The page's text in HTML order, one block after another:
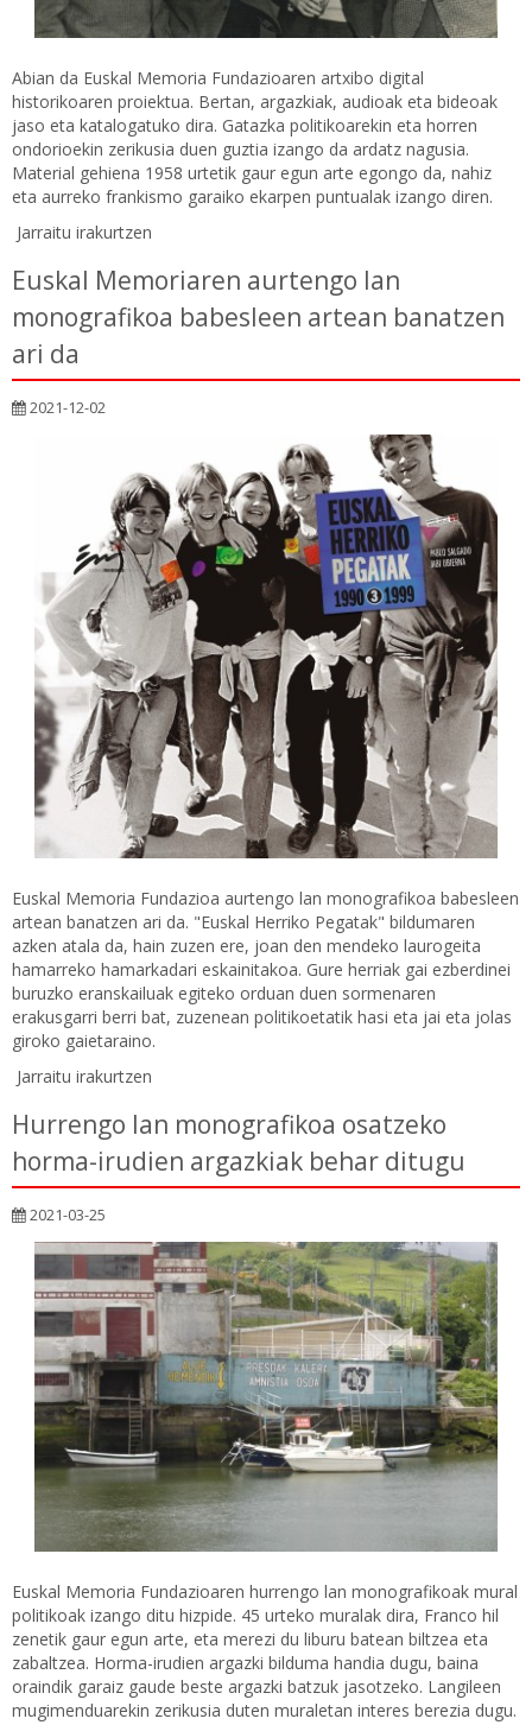
Abian da Euskal Memoria Fundazioaren artxibo digital
historikoaren proiektua. Bertan, argazkiak, audioak eta bideoak
jaso eta katalogatuko dira. Gatazka politikoarekin eta horren
ondorioekin zerikusia duen guztia izango da ardatz nagusia.
Material gehiena 1958 urtetik gaur egun arte egongo da, nahiz
eta aurreko frankismo garaiko ekarpen puntualak izango diren.
Jarraitu irakurtzen
Euskal Memoriaren aurtengo lan
monografikoa babesleen artean banatzen
ari da
2021-12-02
Euskal Memoria Fundazioa aurtengo lan monografikoa babesleen
artean banatzen ari da. "Euskal Herriko Pegatak" bildumaren
azken atala da, hain zuzen ere, joan den mendeko laurogeita
hamarreko hamarkadari eskainitakoa. Gure herriak gai ezberdinei
buruzko eranskailuak egiteko orduan duen sormenaren
erakusgarri berri bat, zuzenean politikoetatik hasi eta jai eta jolas
giroko gaietaraino.
Jarraitu irakurtzen
Hurrengo lan monografikoa osatzeko
horma-irudien argazkiak behar ditugu
2021-03-25
Euskal Memoria Fundazioaren hurrengo lan monografikoak mural
politikoak izango ditu hizpide. 45 urteko muralak dira, Franco hil
zenetik gaur egun arte, eta merezi du liburu batean biltzea eta
zabaltzea. Horma-irudien argazki bilduma handia dugu, baina
oraindik garaiz gaude beste argazki batzuk jasotzeko. Langileen
mugimenduarekin zerikusia duten muraletan interes berezia dugu.